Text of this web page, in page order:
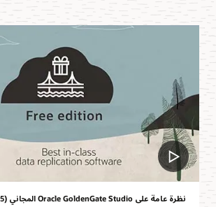
نظرة عامة على Oracle GoldenGate Studio المجاني (3:15)